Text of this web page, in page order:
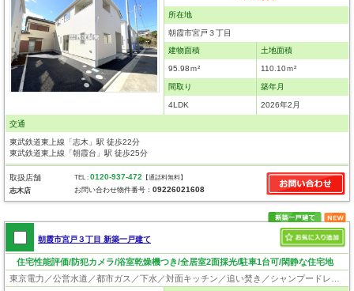
所在地
朝霞市宮戸３丁目
建物面積
95.98ｍ²
土地面積
110.10ｍ²
間取り
4LDK
築年月
2026年2月
交通
東武鉄道東上線「志木」駅 徒歩22分
東武鉄道東上線「朝霞台」駅 徒歩25分
取扱店舗
志木店
TEL :0120-937-472 【通話料無料】
お問い合わせ物件番号：09226021608
朝霞市宮戸３丁目 新築一戸建て
住宅性能評価/防犯カメラ/浴室乾燥機つき/全居室2面採光/駐車1台可/閑静な住宅地